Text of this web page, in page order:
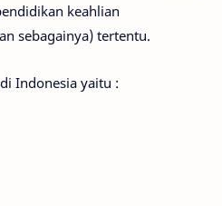
keahlian
sebagainya) tertentu.
Indonesia yaitu :